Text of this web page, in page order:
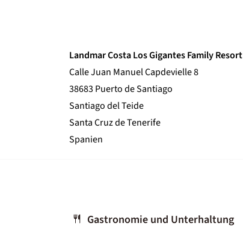
Landmar Costa Los Gigantes Family Resort
Calle Juan Manuel Capdevielle 8
38683 Puerto de Santiago
Santiago del Teide
Santa Cruz de Tenerife
Spanien
Gastronomie und Unterhaltung